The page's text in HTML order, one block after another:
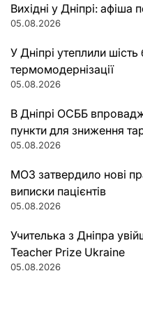
Вихідні у Дніпрі: афіша
05.08.2026
У Дніпрі утеплили
термомодернізації
05.08.2026
В Дніпрі ОСББ
пункти для зниження
05.08.2026
МОЗ затвердило нові
виписки пацієнтів
05.08.2026
Учителька з Дніпра
Teacher Prize Ukraine
05.08.2026